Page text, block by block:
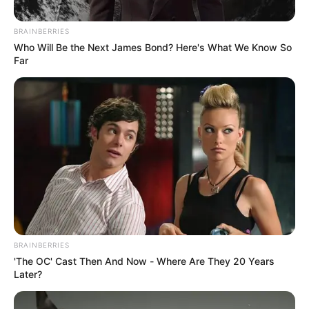
Tomado de Instagram: miguelpitreruiz
Hermanos Pitre Ruiz.
Por:Naileth Ariana Brugés Altamar
Diciembre 2, 2025
BRAINBERRIES
Who Will Be the Next James Bond? Here's What We Know So
Far
BRAINBERRIES
'The OC' Cast Then And Now - Where Are They 20 Years
Later?